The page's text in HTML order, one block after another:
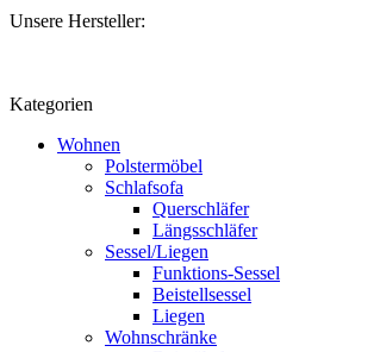
Unsere Hersteller:
Kategorien
Wohnen
Polstermöbel
Schlafsofa
Querschläfer
Längsschläfer
Sessel/Liegen
Funktions-Sessel
Beistellsessel
Liegen
Wohnschränke